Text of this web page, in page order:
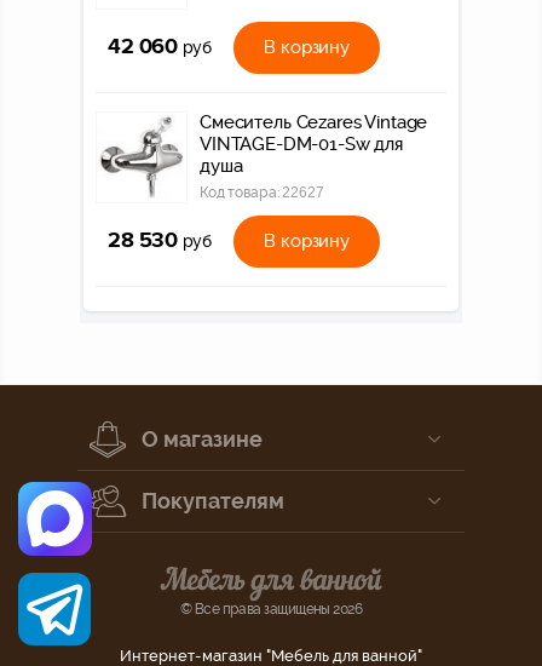
42 060 руб В корзину
Смеситель Cezares Vintage
VINTAGE-DM-01-Sw для
душа
Код товара:22627
28 530 руб В корзину
О магазине
Покупателям
© Все права защищены 2026
Интернет-магазин "Мебель для ванной"